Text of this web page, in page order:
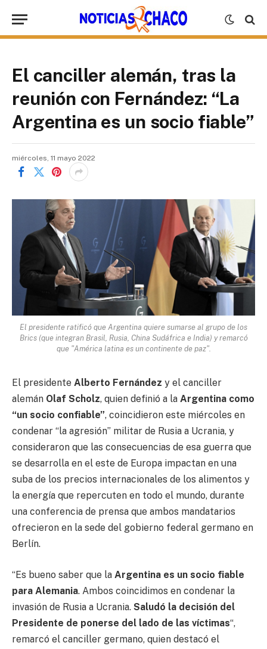
El canciller alemán, tras la
reunión con Fernández: “La
Argentina es un socio fiable”
miércoles, 11 mayo 2022
El presidente ratificó que Argentina quiere sumarse al grupo de los
Brics (que integran Brasil, Rusia, China Sudáfrica e India) y remarcó
que "América latina es un continente de paz".
El presidente Alberto Fernández y el canciller
alemán Olaf Scholz, quien definió a la Argentina como
“un socio confiable”, coincidieron este miércoles en
condenar “la agresión” militar de Rusia a Ucrania, y
consideraron que las consecuencias de esa guerra que
se desarrolla en el este de Europa impactan en una
suba de los precios internacionales de los alimentos y
la energía que repercuten en todo el mundo, durante
una conferencia de prensa que ambos mandatarios
ofrecieron en la sede del gobierno federal germano en
Berlín.
“Es bueno saber que la Argentina es un socio fiable
para Alemania. Ambos coincidimos en condenar la
invasión de Rusia a Ucrania. Saludó la decisión del
Presidente de ponerse del lado de las víctimas“,
remarcó el canciller germano, quien destacó el